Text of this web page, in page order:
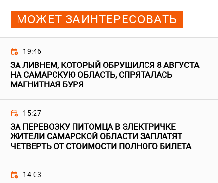
МОЖЕТ ЗАИНТЕРЕСОВАТЬ
19:46
ЗА ЛИВНЕМ, КОТОРЫЙ ОБРУШИЛСЯ 8 АВГУСТА
НА САМАРСКУЮ ОБЛАСТЬ, СПРЯТАЛАСЬ
МАГНИТНАЯ БУРЯ
15:27
ЗА ПЕРЕВОЗКУ ПИТОМЦА В ЭЛЕКТРИЧКЕ
ЖИТЕЛИ САМАРСКОЙ ОБЛАСТИ ЗАПЛАТЯТ
ЧЕТВЕРТЬ ОТ СТОИМОСТИ ПОЛНОГО БИЛЕТА
14:03